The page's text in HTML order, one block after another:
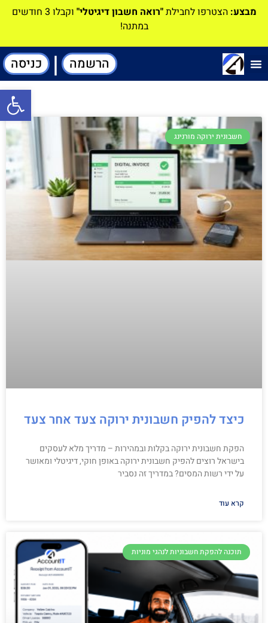
מבצע: הצטרפו לחבילת"רואה חשבון דיגיטלי"
וקבלו 3 חודשים
במתנה!
הרשמה | כניסה
חשבונית ירוקה מורנינג
כיצד להפיק חשבונית ירוקה צעד אחר צעד
הפקת חשבונית ירוקה בקלות ובמהירות – מדריך מלא לעסקים
בישראל רוצים להפיק חשבונית ירוקה באופן חוקי, דיגיטלי ומאושר
על ידי רשות המסים? במדריך זה נסביר
קרא עוד
תוכנה להפקת חשבוניות לנהגי מוניות
פתח